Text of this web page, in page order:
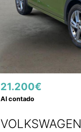
21.200€
Al contado
VOLKSWAGEN